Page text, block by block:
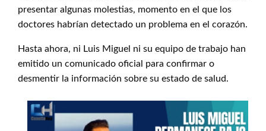
presentar algunas molestias, momento en el que los
doctores habrían detectado un problema en el corazón.
Hasta ahora, ni Luis Miguel ni su equipo de trabajo han
emitido un comunicado oficial para confirmar o
desmentir la información sobre su estado de salud.